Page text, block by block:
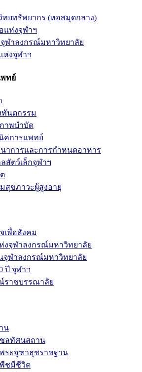
ทยทรัพยากร (หอสมุดกลาง)
แห่งจุฬาฯ
ฬาลงกรณ์มหาวิทยาลัย
ห่งจุฬาฯ
พทย์
ทันตกรรม
าพบำบัด
คการแพทย์
าการและการกำหนดอาหาร
สัตว์เล็กจุฬาฯ
สุขภาวะผู้สูงอายุ
เพื่อสังคม
งจุฬาลงกรณ์มหาวิทยาลัย
จุฬาลงกรณ์มหาวิทยาลัย
ปี จุฬาฯ
ราชบรรณาลัย
น
ลทัศนสถาน
ะจุฑาธุชราชฐาน
ชมีชีวิต